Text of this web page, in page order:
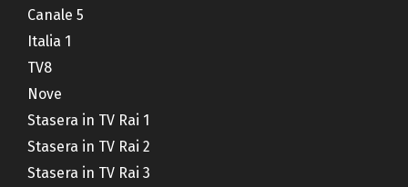
Canale 5
Italia 1
TV8
Nove
Stasera in TV Rai 1
Stasera in TV Rai 2
Stasera in TV Rai 3